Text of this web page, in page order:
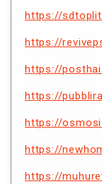
https://
https://
https://
https://
https://
https://
https://